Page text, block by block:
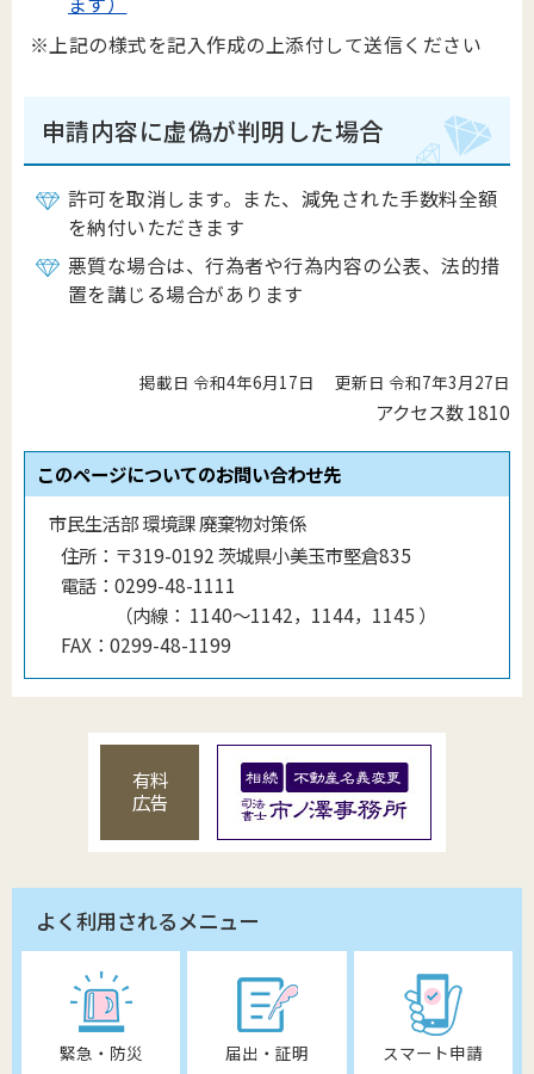
※上記の様式を記入作成の上添付して送信ください
申請内容に虚偽が判明した場合
許可を取消します。また、減免された手数料全額
を納付いただきます
悪質な場合は、行為者や行為内容の公表、法的措
置を講じる場合があります
掲載日 令和4年6月17日 更新日 令和7年3月27日
アクセス数1810
このページについてのお問い合わせ先
市民生活部 環境課 廃棄物対策係
住所： 〒319-0192 茨城県小美玉市堅倉835
電話： 0299-48-1111
（内線 ： 1140〜1142，1144，1145 ）
FAX： 0299-48-1199
有料
広告
よく利用されるメニュー
緊急・防災 届出・証明 スマート申請